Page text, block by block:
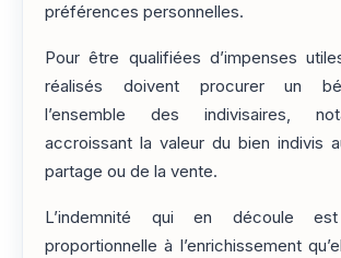
préférences personnelles.
Pour être qualifiées d’impenses
réalisés doivent procurer un
l’ensemble des indivisaires,
accroissant la valeur du bien indivis
partage ou de la vente.
L’indemnité qui en découle
proportionnelle à l’enrichissement